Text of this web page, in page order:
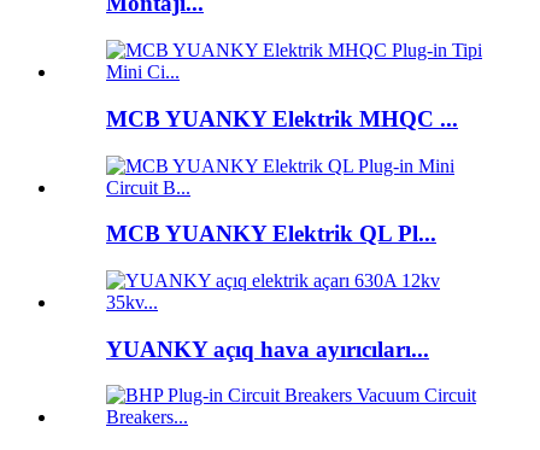
MCB YUANKY Elektrik MHQC ...
MCB YUANKY Elektrik QL Pl...
YUANKY açıq hava ayırıcıları...